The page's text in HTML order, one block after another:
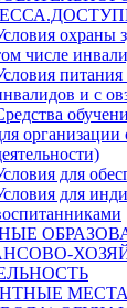
охраны
числе
и с
организации
для
для